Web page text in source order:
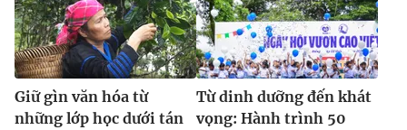
Giữ gìn văn hóa từ
những lớp học dưới tán
Từ dinh dưỡng đến khát
vọng: Hành trình 50